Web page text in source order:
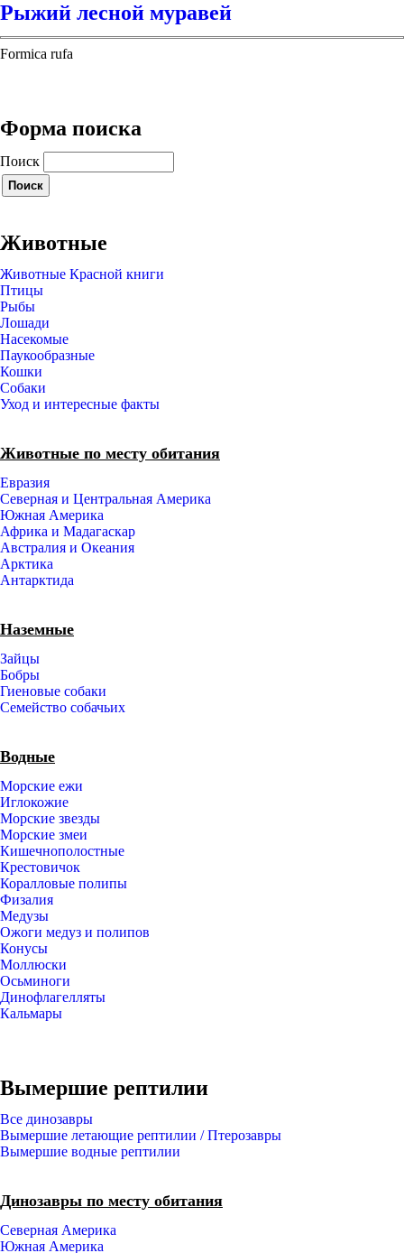
Рыжий лесной муравей
Formica rufa
Форма поиска
Поиск
Животные
Животные Красной книги
Птицы
Рыбы
Лошади
Насекомые
Паукообразные
Кошки
Собаки
Уход и интересные факты
Животные по месту обитания
Евразия
Северная и Центральная Америка
Южная Америка
Африка и Мадагаскар
Австралия и Океания
Арктика
Антарктида
Наземные
Зайцы
Бобры
Гиеновые собаки
Семейство собачьих
Водные
Морские ежи
Иглокожие
Морские звезды
Морские змеи
Кишечнополостные
Крестовичок
Коралловые полипы
Физалия
Медузы
Ожоги медуз и полипов
Конусы
Моллюски
Осьминоги
Динофлагелляты
Кальмары
Вымершие рептилии
Все динозавры
Вымершие летающие рептилии / Птерозавры
Вымершие водные рептилии
Динозавры по месту обитания
Северная Америка
Южная Америка